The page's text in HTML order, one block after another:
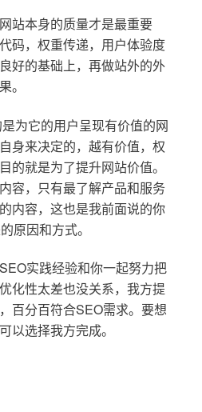
站本身的质量才是最重要
码，权重传递，用户体验度
好的基础上，再做站外的外
。
为它的用户呈现有价值的网
身来决定的，越有价值，权
的就是为了提升网站价值。
容，只有最了解产品和服务
内容，这也是我前面说的你
原因和方式。
实践经验和你一起努力把
化性太差也没关系，我方提
百分百符合SEO需求。要想
以选择我方完成。